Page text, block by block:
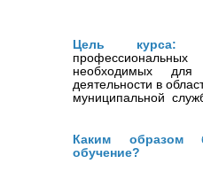
Цель курса:
необходимых для
деятельности в
муниципальной
Каким образом
обучение?